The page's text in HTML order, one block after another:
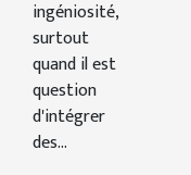
dans un
petit
espace
ingéniosité,
surtout
quand il est
question
d'intégrer
des...